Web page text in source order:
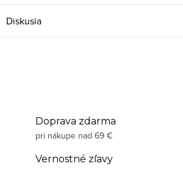
Diskusia
Doprava zdarma
pri nákupe nad 69 €
Vernostné zľavy